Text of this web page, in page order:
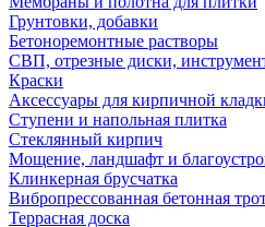
Грунтовки, добавки
Бетоноремонтные растворы
СВП, отрезные диски,
Краски
Аксессуары для кирпичной
Ступени и напольная плитка
Cтеклянный кирпич
Мощение, ландшафт и
Клинкерная брусчатка
Вибропрессованная бетонная
Террасная доска